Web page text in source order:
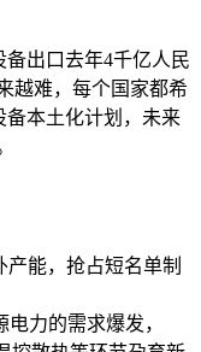
备出口去年4千亿人民
越难，每个国家都希
备本土化计划，未来
产能，抢占短名单制
力的需求爆发，